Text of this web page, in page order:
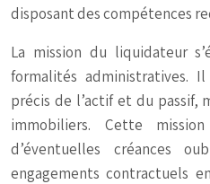
disposant des compétences
La mission du liquidateur
formalités administratives.
précis de l’actif et du passif,
immobiliers. Cette
d’éventuelles créances
engagements contractuels